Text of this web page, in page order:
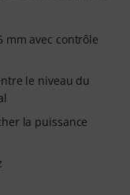
grâce à
la respiration,
la santé
pratiques
des bases. Que
vous propose
chanteur plus
mm avec contrôle
le niveau du
la puissance